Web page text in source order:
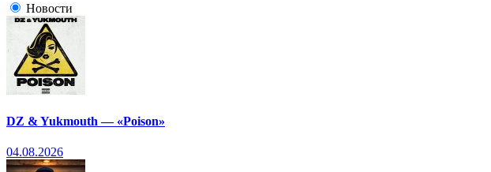
Новости
DZ & Yukmouth — «Poison»
04.08.2026